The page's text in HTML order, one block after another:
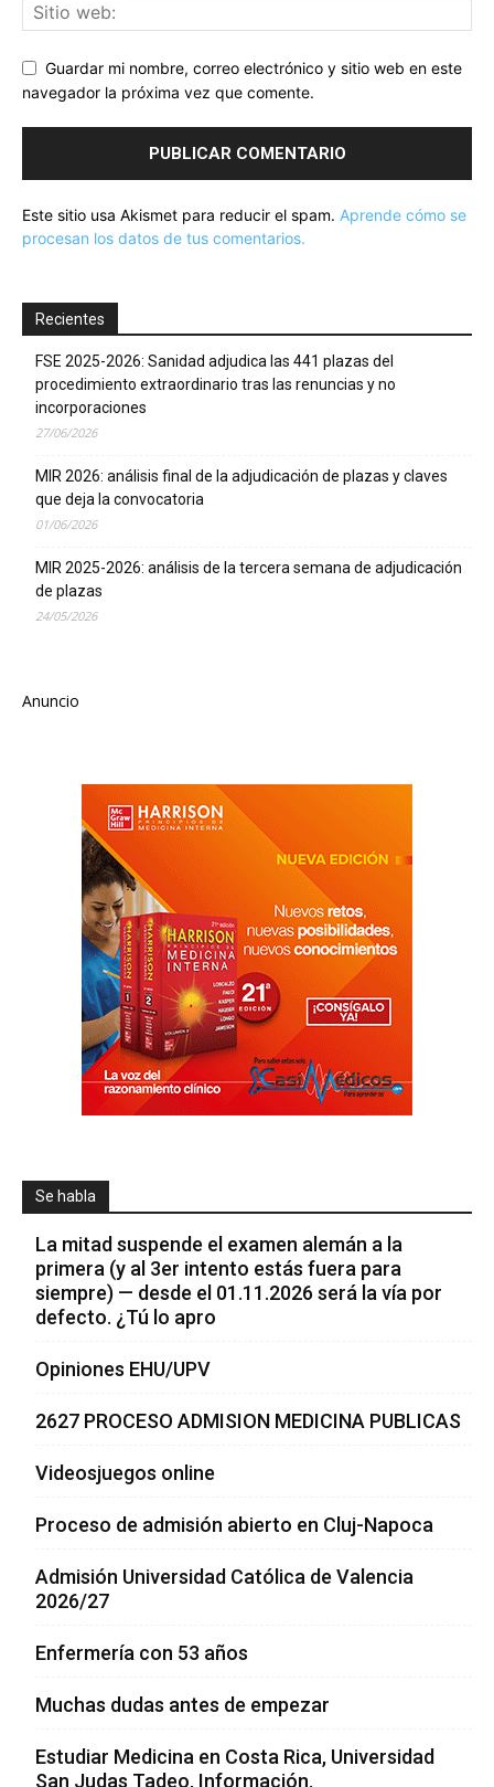
Guardar mi nombre, correo electrónico y sitio web en este
navegador la próxima vez que comente.
Este sitio usa Akismet para reducir el spam. Aprende cómo se
procesan los datos de tus comentarios.
Recientes
FSE 2025-2026: Sanidad adjudica las 441 plazas del
procedimiento extraordinario tras las renuncias y no
incorporaciones
27/06/2026
MIR 2026: análisis final de la adjudicación de plazas y claves
que deja la convocatoria
01/06/2026
MIR 2025-2026: análisis de la tercera semana de adjudicación
de plazas
24/05/2026
Anuncio
Se habla
La mitad suspende el examen alemán a la
primera (y al 3er intento estás fuera para
siempre) — desde el 01.11.2026 será la vía por
defecto. ¿Tú lo apro
Opiniones EHU/UPV
2627 PROCESO ADMISION MEDICINA PUBLICAS
Videosjuegos online
Proceso de admisión abierto en Cluj-Napoca
Admisión Universidad Católica de Valencia
2026/27
Enfermería con 53 años
Muchas dudas antes de empezar
Estudiar Medicina en Costa Rica, Universidad
San Judas Tadeo, Información.